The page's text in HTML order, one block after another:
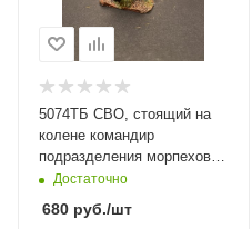
5074ТБ СВО, стоящий на
колене командир
подразделения морпехов с
рацией Три Богатыря, 1/35
Достаточно
680 руб./шт